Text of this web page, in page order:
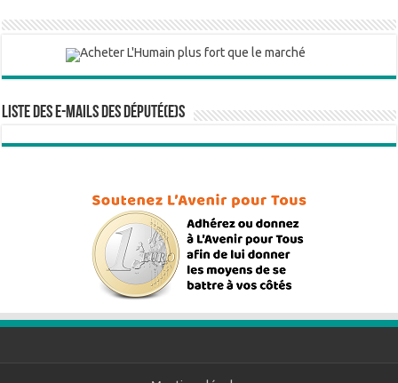
Liste des e-mails des député(e)s